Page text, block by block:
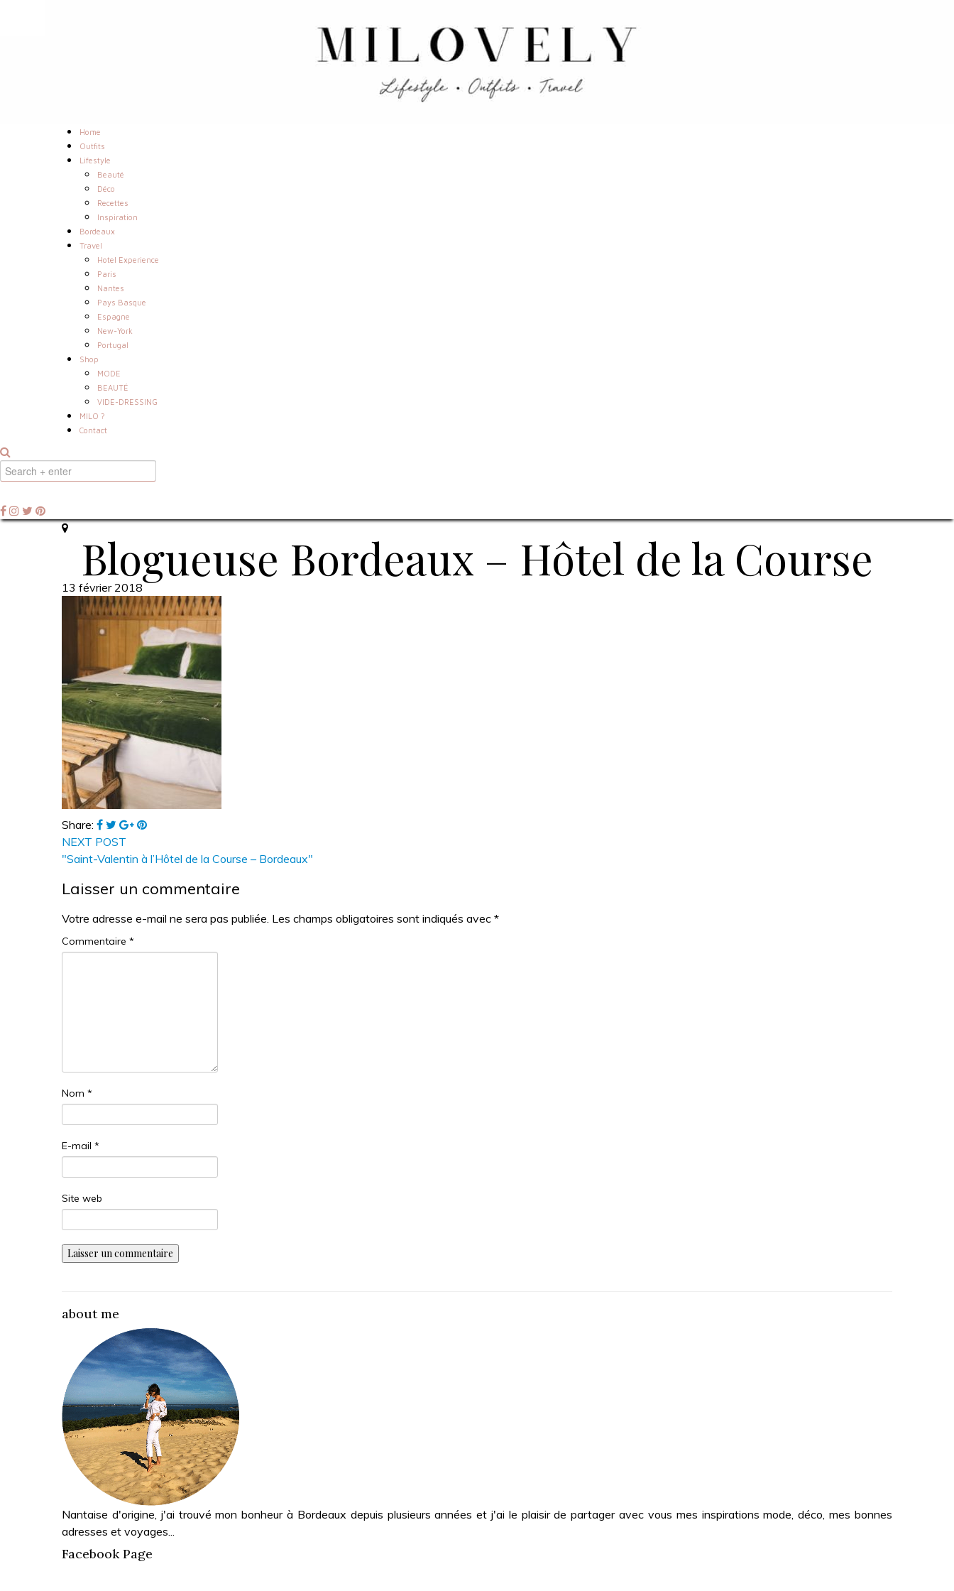
Home
Outfits
Lifestyle
Beauté
Déco
Recettes
Inspiration
Bordeaux
Travel
Hotel Experience
Paris
Nantes
Pays Basque
Espagne
New-York
Portugal
Shop
MODE
BEAUTÉ
VIDE-DRESSING
MILO ?
Contact
Blogueuse Bordeaux – Hôtel de la Course
13 février 2018
Share:
NEXT POST
"Saint-Valentin à l’Hôtel de la Course – Bordeaux"
Laisser un commentaire
Votre adresse e-mail ne sera pas publiée. Les champs obligatoires sont indiqués avec *
Commentaire *
Nom *
E-mail *
Site web
about me
Nantaise d'origine, j'ai trouvé mon bonheur à Bordeaux depuis plusieurs années et j'ai le plaisir de partager avec vous mes inspirations mode, déco, mes bonnes
adresses et voyages...
Facebook Page